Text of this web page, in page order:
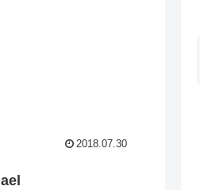
2018.07.30